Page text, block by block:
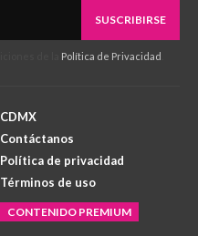
SUSCRIBIRSE
Política de Privacidad
CDMX
Contáctanos
Política de privacidad
Términos de uso
CONTENIDO PREMIUM